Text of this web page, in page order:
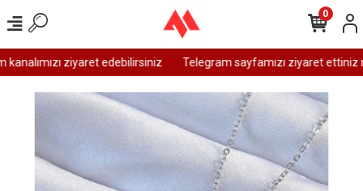
ziyaret edebilirsiniz Telegram sayfamızı ziyaret ettiniz
0